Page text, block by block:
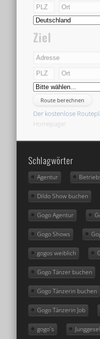
Ziel
Der kostenlose
Homepage!
Schlagwörter
Agentur
Dildo Show buchen
Gogo Agentur
Gogo Shows
gogos weiblich
Gogo Tänzer buchen
Gogo Tänzerin buchen
Gogo Tänzerin Job
gogo´s